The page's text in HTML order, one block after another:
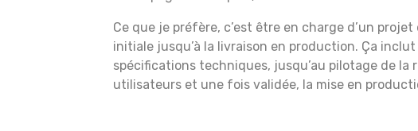
Ce que je préfère, c’est être en charge d’un
initiale jusqu’à la livraison en production. Ça
spécifications techniques, jusqu’au pilotage de la
utilisateurs et une fois validée, la mise en